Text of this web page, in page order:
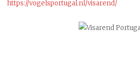
https://vogelsportugal.nl/visarend/